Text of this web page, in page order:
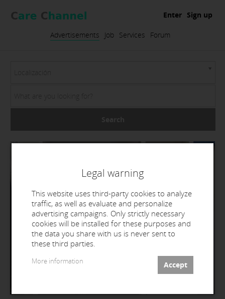
Advertisements Job Services Forum
Enter Sign up
Legal warning
This website uses third-party cookies to analyze
traffic, as well as evaluate and personalize
advertising campaigns. Only strictly necessary
cookies will be installed for these purposes and
the data you share with us is never sent to
these third parties.
More information